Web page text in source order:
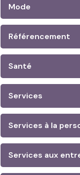
Mode
Référencement
Santé
Services
Services à la
Services aux